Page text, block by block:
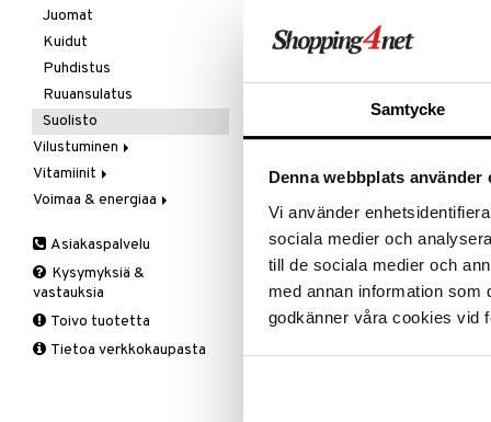
Samtycke
Denna webbplats använder
Vi använder
sociala medier och
till de sociala medier och
med annan information som
godkänner våra cookies vid
ja ainutlaatuise Lactobacillus
acidophilus kantoja mutta tämä
Complete Probio sisältää myös
70 miljardia bakteeria ja 10 eri
Ei sisällä soijaa, maitotuotteita,
1 kapsel till mat. Förvaras i
Verisuonia vahvistavat
Kivunlievitys
Muuta
Valoterapia
Juomat
Kuidut
Puhdistus
Ruuansulatus
Suolisto
Vilustuminen
C-vitamiini
Estävä & helpottava
Muut
Valkosipuli
Yskään
Vitamiinit
A, D, E & K
B-vitamiinit
C-vitamiinit
Miehet
Multimineraalit
Voimaa & energiaa
Muut
Q-10
Schizandra
Suorituskyky
Asiakaspalvelu
Kysymyksiä &
vastauksia
Toivo tuotetta
Tietoa verkkokaupasta